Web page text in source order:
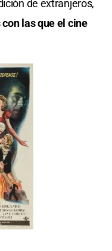
de extranjeros,
las que el cine